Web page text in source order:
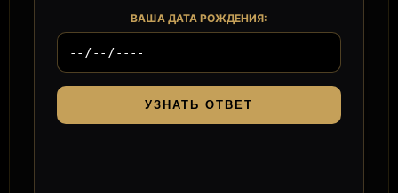
ВАША ДАТА РОЖДЕНИЯ:
УЗНАТЬ ОТВЕТ